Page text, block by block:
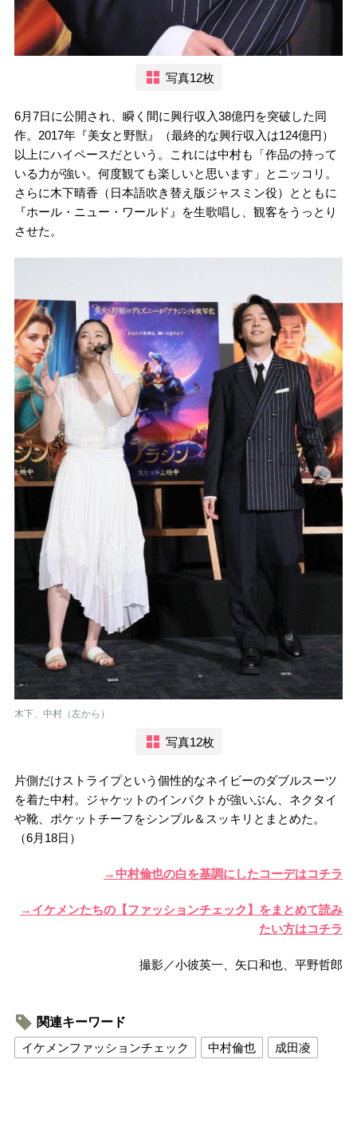
写真12枚
6月7日に公開され、瞬く間に興行収入38億円を突破した同
作。2017年『美女と野獣』（最終的な興行収入は124億円）
以上にハイペースだという。これには中村も「作品の持って
いる力が強い。何度観ても楽しいと思います」とニッコリ。
さらに木下晴香（日本語吹き替え版ジャスミン役）とともに
『ホール・ニュー・ワールド』を生歌唱し、観客をうっとり
させた。
木下、中村（左から）
写真12枚
片側だけストライプという個性的なネイビーのダブルスーツ
を着た中村。ジャケットのインパクトが強いぶん、ネクタイ
や靴、ポケットチーフをシンプル＆スッキリとまとめた。
（6月18日）
→中村倫也の白を基調にしたコーデはコチラ
→イケメンたちの【ファッションチェック】をまとめて読み
たい方はコチラ
撮影／小彼英一、矢口和也、平野哲郎
関連キーワード
イケメンファッションチェック
中村倫也 成田凌